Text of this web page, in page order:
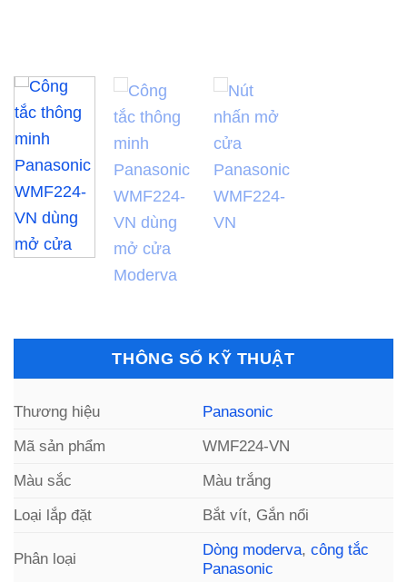
THÔNG SỐ KỸ THUẬT
Thương hiệu
Panasonic
Mã sản phẩm
WMF224-VN
Màu sắc
Màu trắng
Loại lắp đặt
Bắt vít, Gắn nổi
Phân loại
Dòng moderva,công tắc
Panasonic